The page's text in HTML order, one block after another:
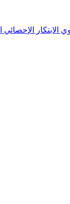
الابتكار الإحصائي